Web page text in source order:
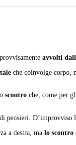
avvolti
che coinvolge corpo,
scontro che, come per
pensieri.
a destra, ma lo scontro